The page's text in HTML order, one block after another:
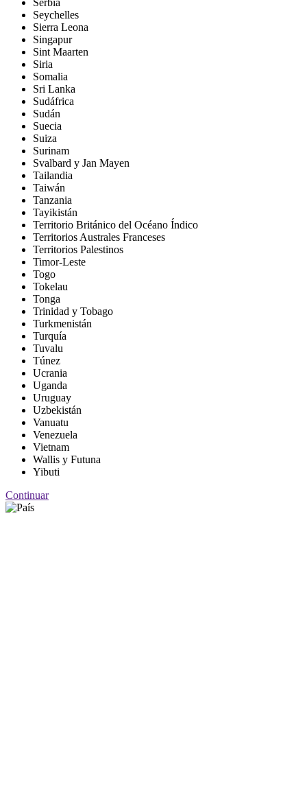
Seychelles
Sierra Leona
Singapur
Sint Maarten
Siria
Somalia
Sri Lanka
Sudáfrica
Sudán
Suecia
Suiza
Surinam
Svalbard y Jan Mayen
Tailandia
Taiwán
Tanzania
Tayikistán
Territorio Británico del Océano Índico
Territorios Australes Franceses
Territorios Palestinos
Timor-Leste
Togo
Tokelau
Tonga
Trinidad y Tobago
Turkmenistán
Turquía
Tuvalu
Túnez
Ucrania
Uganda
Uruguay
Uzbekistán
Vanuatu
Venezuela
Vietnam
Wallis y Futuna
Yibuti
Continuar